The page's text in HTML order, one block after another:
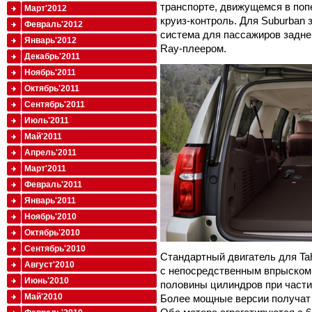
транспорте, движущемся в
круиз-контроль. Для Suburban
система для пассажиров
Ray-плеером.
Стандартный двигатель для
с непосредственным
половины цилиндров при
Более мощные версии
Март'2012
Февраль'2012
Январь'2012
Декабрь'2011
Ноябрь'2011
Октябрь'2011
Сентябрь'2011
Июль'2011
Май'2011
Апрель'2011
Март'2011
Февраль'2011
Январь'2011
Ноябрь'2010
Октябрь'2010
Сентябрь'2010
Август'2010
Июнь'2010
Май'2010